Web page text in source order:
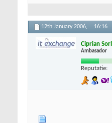
12th January 2006, 16:16
Ciprian
Ambasador
Reputatie: